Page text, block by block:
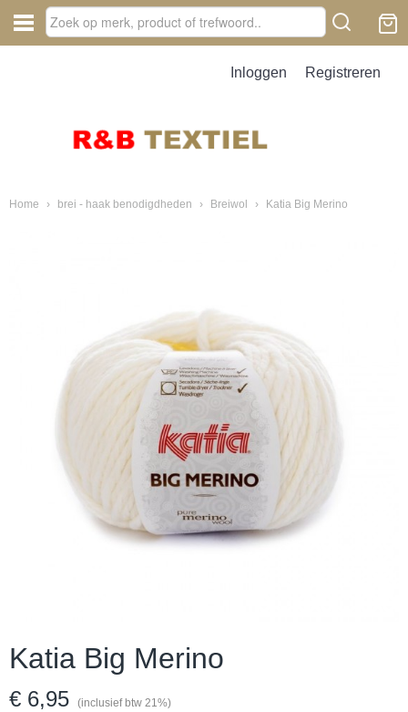
Inloggen Registreren
Home › brei - haak benodigdheden › Breiwol › Katia Big Merino
Katia Big Merino
€ 6,95 (inclusief btw 21%)